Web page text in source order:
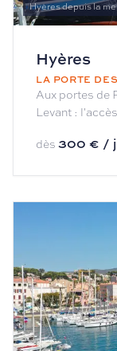
Hyères depuis la
Hyères
LA PORTE
Aux portes de
Levant :
dès 300 € /